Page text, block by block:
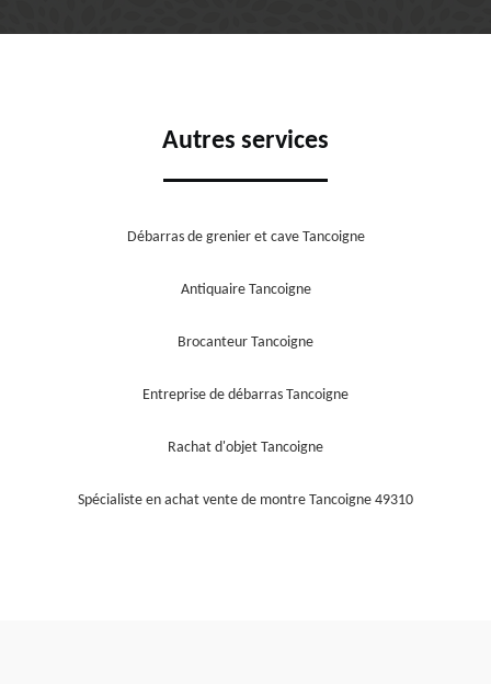
Autres services
Débarras de grenier et cave Tancoigne
Antiquaire Tancoigne
Brocanteur Tancoigne
Entreprise de débarras Tancoigne
Rachat d'objet Tancoigne
Spécialiste en achat vente de montre Tancoigne 49310